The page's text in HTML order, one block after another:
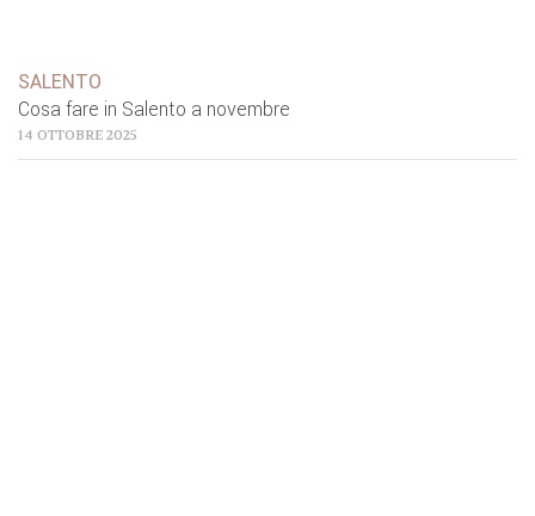
SALENTO
Cosa fare in Salento a novembre
14 OTTOBRE 2025